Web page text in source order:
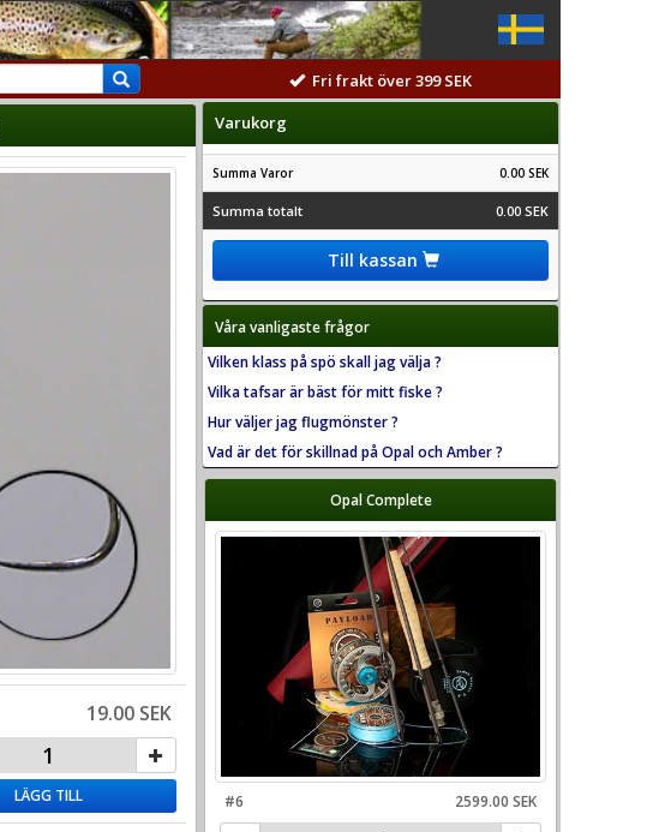
Fri frakt över 399 SEK
19.00 SEK
LÄGG TILL
Varukorg
Summa Varor 0.00 SEK
Summa totalt 0.00 SEK
Till kassan
Våra vanligaste frågor
Vilken klass på spö skall jag välja ?
Vilka tafsar är bäst för mitt fiske ?
Hur väljer jag flugmönster ?
Vad är det för skillnad på Opal och Amber ?
Opal Complete
#6 2599.00 SEK